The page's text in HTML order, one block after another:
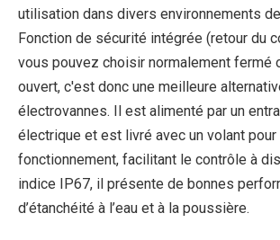
utilisation dans divers environnements
Fonction de sécurité intégrée (retour du
vous pouvez choisir normalement fermé
ouvert, c'est donc une meilleure
électrovannes. Il est alimenté par un
électrique et est livré avec un volant pour
fonctionnement, facilitant le contrôle à
indice IP67, il présente de bonnes
d’étanchéité à l’eau et à la poussière.